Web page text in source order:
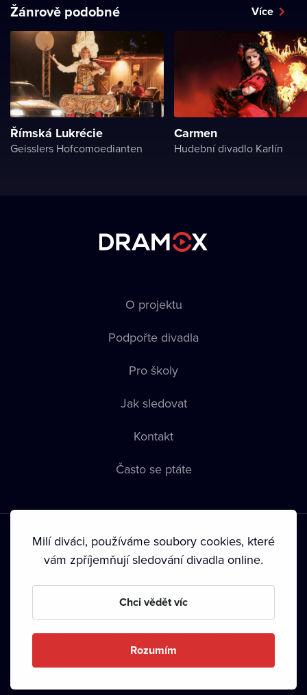
Žánrově podobné Více
Římská Lukrécie
Geisslers Hofcomoedianten
Carmen
Hudební divadlo Karlín
O projektu
Podpořte divadla
Pro školy
Jak sledovat
Kontakt
Často se ptáte
Podmínky používání • Ochrana soukromí • Zásady používání
• Autorská práva•
Milí diváci, používáme soubory cookies, které
vám zpříjemňují sledování divadla online.
Chci vědět víc
Rozumím